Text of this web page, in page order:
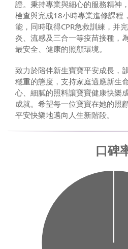
證。秉持專業與細心的服務精神
檢查與完成18小時專業進修課程
能，同時取得CPR急救訓練，并
炎、流感及三合一等疫苗接種，
最安全、健康的照顧環境。
致力於陪伴新生寶寶平安成長，
穩重的態度，支持家庭適應新生
心、細膩的照料讓寶寶健康快樂
成就。希望每一位寶寶在她的照
平安快樂地邁向人生新階段。